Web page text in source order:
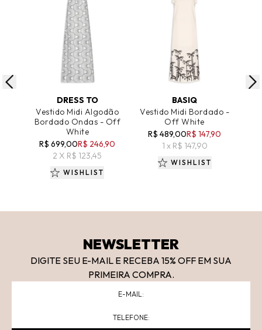
ADICIONAR AO CARRINHO
DRESS TO
Vestido Midi Algodão
Bordado Ondas - Off
White
R$ 699,00R$ 246,90
2 X R$ 123,45
WISHLIST
ADICIONAR AO CARRINHO
BASIQ
Vestido Midi Bordado -
Off White
R$ 489,00R$ 147,90
1 x R$ 147,90
WISHLIST
NEWSLETTER
DIGITE SEU E-MAIL E RECEBA 15% OFF EM SUA
PRIMEIRA COMPRA.